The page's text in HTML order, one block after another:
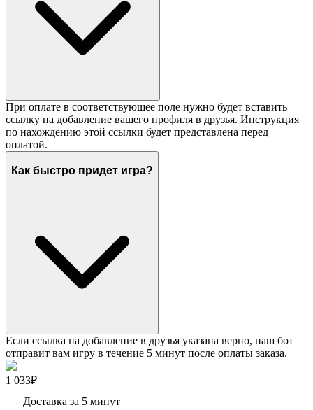
При оплате в соответствующее поле нужно будет вставить
ссылку на добавление вашего профиля в друзья. Инструкция
по нахождению этой ссылки будет представлена перед
оплатой.
Как быстро придет игра?
Если ссылка на добавление в друзья указана верно, наш бот
отправит вам игру в течение 5 минут после оплаты заказа.
1 033₽
Доставка за 5 минут